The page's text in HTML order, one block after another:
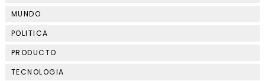
MUNDO
POLITICA
PRODUCTO
TECNOLOGIA